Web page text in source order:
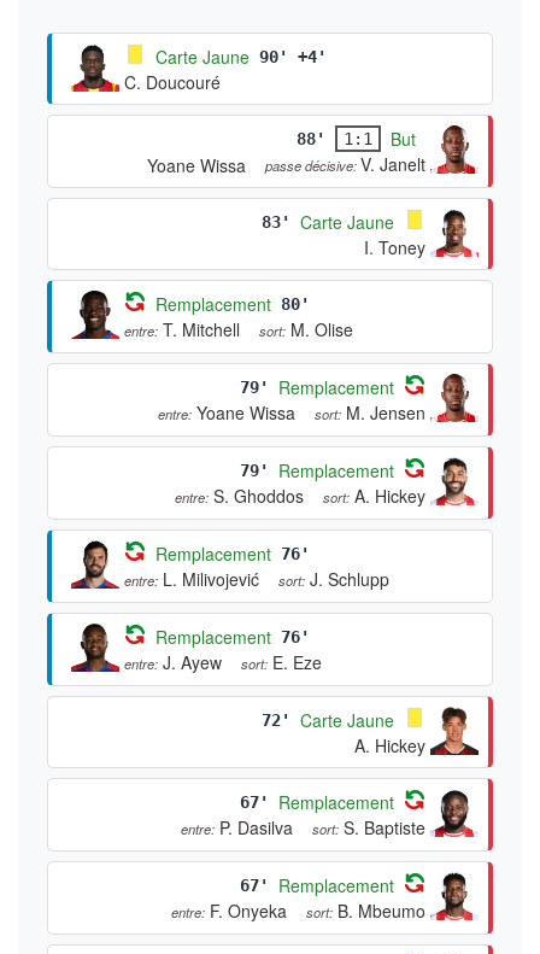
Carte Jaune 90' +4'
C. Doucouré
88' 1:1
But
Yoane Wissa
passe décisive:V. Janelt
83'
Carte Jaune
I. Toney
Remplacement 80'
entre: T. Mitchell sort: M. Olise
79' Remplacement
entre: Yoane Wissa sort: M. Jensen
79' Remplacement
entre: S. Ghoddos sort: A. Hickey
Remplacement 76'
entre: L. Milivojević sort: J. Schlupp
Remplacement 76'
entre: J. Ayew sort: E. Eze
72'
Carte Jaune
A. Hickey
67' Remplacement
entre: P. Dasilva sort: S. Baptiste
67' Remplacement
entre: F. Onyeka sort: B. Mbeumo